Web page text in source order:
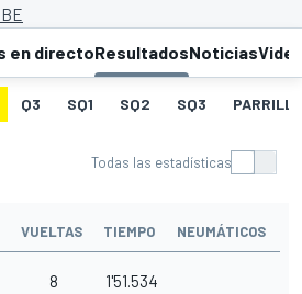
en directoResultadosNoticias
Q3 SQ1 SQ2 SQ3
Todas las estadísticas
VUELTAS TIEMPO NEUMÁTICOS
8 1'51.534